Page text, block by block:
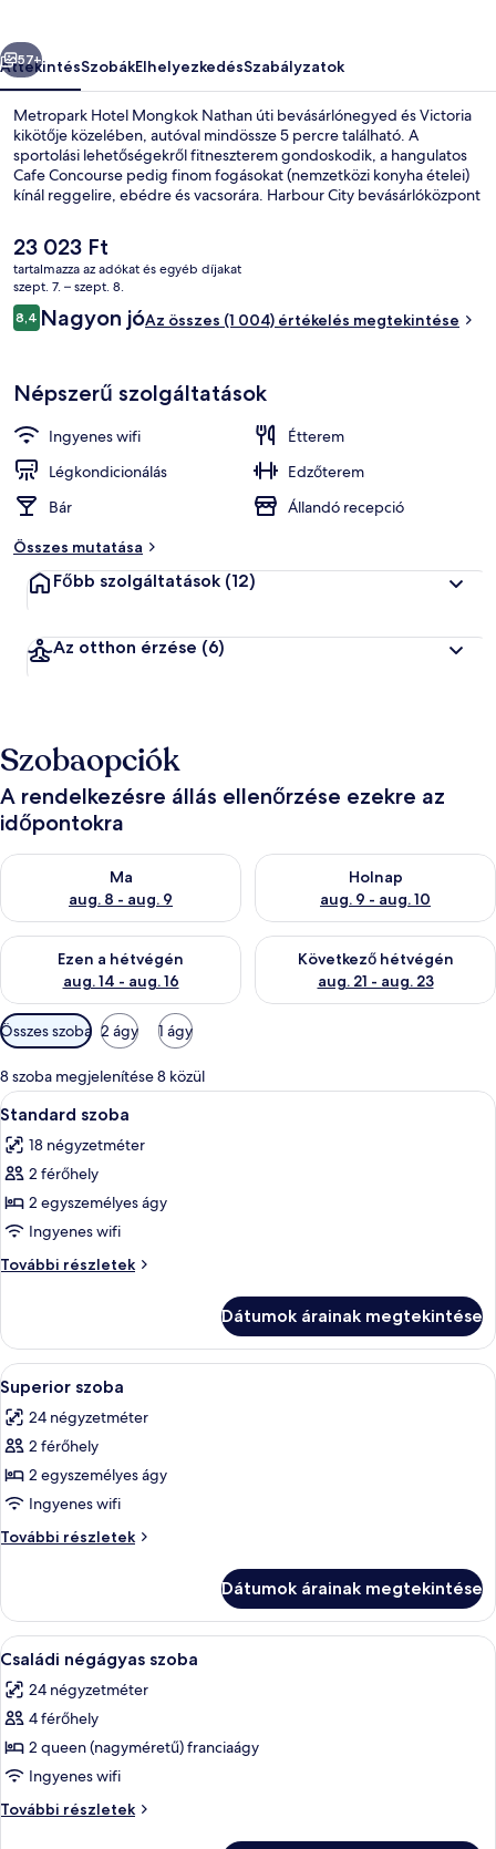
Következő
57+
ÁttekintésSzobákElhelyezkedésSzabályzatok
Metropark Hotel Mongkok Nathan úti bevásárlónegyed és Victoria
kikötője közelében, autóval mindössze 5 percre található. A
sportolási lehetőségekről fitneszterem gondoskodik, a hangulatos
Cafe Concourse pedig finom fogásokat (nemzetközi konyha ételei)
kínál reggelire, ebédre és vacsorára. Harbour City bevásárlóközpont
hely következó jellemzőit: a szálláshely általános állapota.
A
jelenlegi
ár
23 023 Ft
23 023 Ft
tartalmazza az adókat és egyéb díjakat
szept. 7. – szept. 8.
Értékelések
8,48,4 ennyiből: 10
Nagyon jóAz összes (1 004) értékelés megtekintése
Népszerű szolgáltatások
Ingyenes wifi
Étterem
Légkondicionálás
Edzőterem
Bár
Állandó recepció
Összes mutatása
Főbb szolgáltatások (12)
Az otthon érzése (6)
Szobaopciók
A rendelkezésre állás ellenőrzése ezekre az
időpontokra
Ma
aug. 8 - aug. 9
A ma esti rendelkezésre állás ellenőrzése: aug. 8 - aug. 9
Holnap
aug. 9 - aug. 10
A holnapi rendelkezésre állás
Ezen a hétvégén
aug. 14 - aug. 16
A mostani hétvégi rendelkezésre állás ellenőrzése: aug. 14 -
Következő hétvégén
aug. 21 - aug. 23
A következő hétvégi
Szobákhoz
rendelkezésre
álló
szűrők
Összes szoba 2 ágy 1 ágy
8 szoba megjelenítése 8 közül
A
következő
szoba
összes
képének
megtekintése:
Standard
szoba
Egy szállodai szoba két ággyal, egy
7
Standard szoba
18 négyzetméter
2 férőhely
2 egyszemélyes ágy
Ingyenes wifi
További részletek
Standard
Dátumok árainak megtekintése
A
következő
szoba
összes
képének
megtekintése:
Superior
szoba
Egy szállodai szoba két ággyal,
8
Superior szoba
24 négyzetméter
2 férőhely
2 egyszemélyes ágy
Ingyenes wifi
További részletek
Superior
Dátumok árainak megtekintése
A
következő
szoba
összes
képének
megtekintése:
Családi
négágyas
Egy szállodai szoba, amelyben
13
Családi négágyas szoba
24 négyzetméter
4 férőhely
2 queen (nagyméretű) franciaágy
Ingyenes wifi
További részletek
Családi